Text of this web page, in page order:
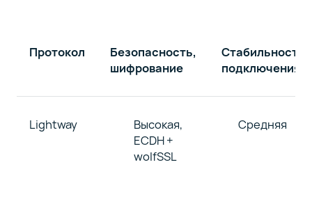
Протокол
Безопасность,
шифрование
Стабильность
подключения
Lightway
Высокая,
ECDH +
wolfSSL
Средняя